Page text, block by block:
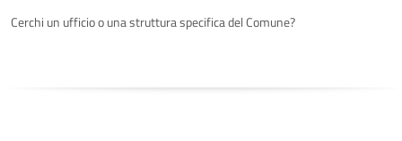
Cerchi un ufficio o una struttura specifica del Comune?